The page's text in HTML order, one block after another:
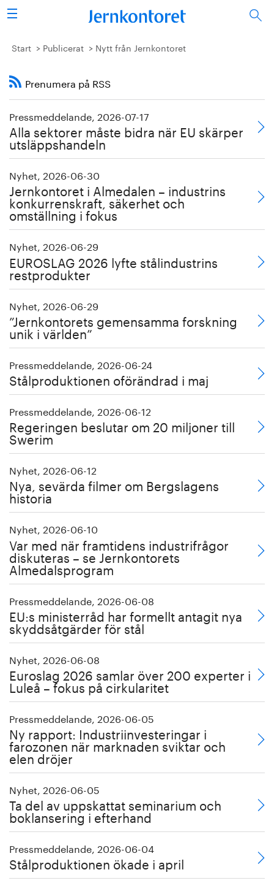
Sök
Stålindustrin
Vision 2050
Energi/miljö
Vi tycker
Publicerat
Bildbank
Om oss
Start Publicerat Nytt från Jernkontoret
Prenumera på RSS
Pressmeddelande, 2026-07-17
Alla sektorer måste bidra när EU skärper
utsläppshandeln
Nyhet, 2026-06-30
Jernkontoret i Almedalen – industrins
konkurrenskraft, säkerhet och
omställning i fokus
Nyhet, 2026-06-29
EUROSLAG 2026 lyfte stålindustrins
restprodukter
Nyhet, 2026-06-29
”Jernkontorets gemensamma forskning
unik i världen”
Pressmeddelande, 2026-06-24
Stålproduktionen oförändrad i maj
Pressmeddelande, 2026-06-12
Regeringen beslutar om 20 miljoner till
Swerim
Nyhet, 2026-06-12
Nya, sevärda filmer om Bergslagens
historia
Nyhet, 2026-06-10
Var med när framtidens industrifrågor
diskuteras – se Jernkontorets
Almedalsprogram
Pressmeddelande, 2026-06-08
EU:s ministerråd har formellt antagit nya
skyddsåtgärder för stål
Nyhet, 2026-06-08
Euroslag 2026 samlar över 200 experter i
Luleå – fokus på cirkularitet
Pressmeddelande, 2026-06-05
Ny rapport: Industriinvesteringar i
farozonen när marknaden sviktar och
elen dröjer
Nyhet, 2026-06-05
Ta del av uppskattat seminarium och
boklansering i efterhand
Pressmeddelande, 2026-06-04
Stålproduktionen ökade i april